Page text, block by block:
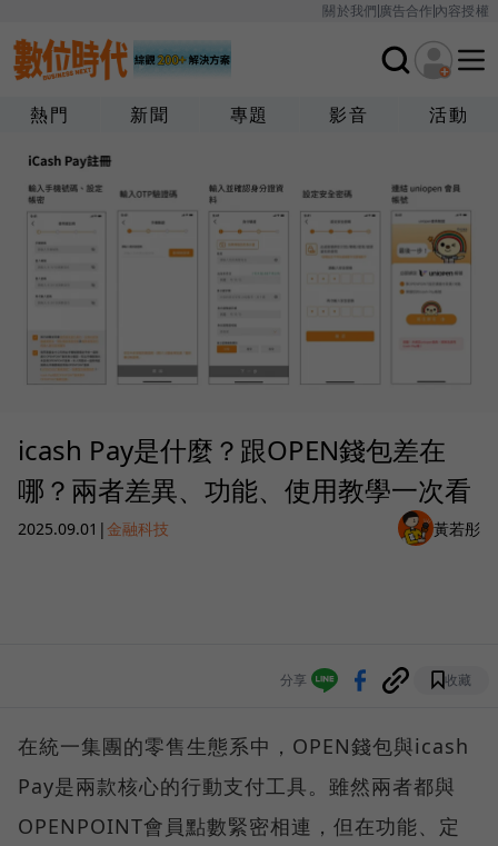
關於我們廣告合作內容授權
熱門 新聞 專題 影音 活動
icash Pay是什麼？跟OPEN錢包差在
哪？兩者差異、功能、使用教學一次看
2025.09.01 |金融科技 黃若彤
分享 收藏
在統一集團的零售生態系中，OPEN錢包與icash
Pay是兩款核心的行動支付工具。雖然兩者都與
OPENPOINT會員點數緊密相連，但在功能、定